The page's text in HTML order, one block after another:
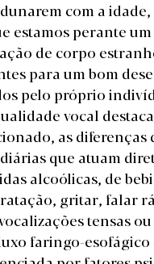
com a
estamos perante
de corpo
para um bom
pelo próprio
vocal
as
que atuam
alcoólicas, de
gritar, falar
tensas
faringo-